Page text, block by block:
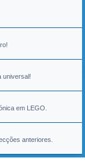
universal!
em LEGO.
anteriores.